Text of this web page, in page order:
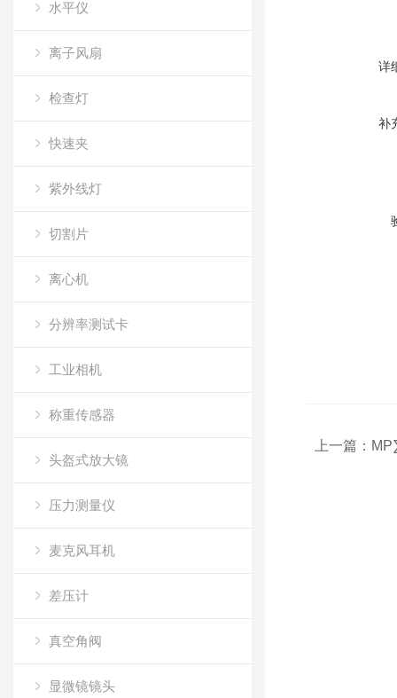
水平仪
离子风扇
检查灯
快速夹
紫外线灯
切割片
离心机
分辨率测试卡
工业相机
称重传感器
头盔式放大镜
压力测量仪
麦克风耳机
差压计
真空角阀
显微镜镜头
详
补
上一篇：